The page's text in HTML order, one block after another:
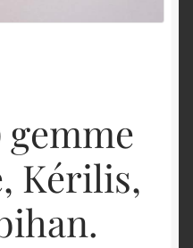
Kérilis,